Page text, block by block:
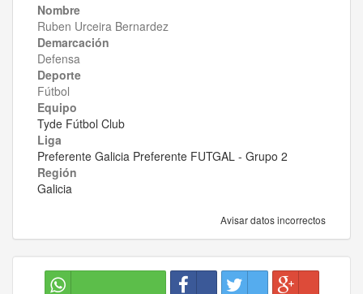
Nombre
Ruben Urceira Bernardez
Demarcación
Defensa
Deporte
Fútbol
Equipo
Tyde Fútbol Club
Liga
Preferente Galicia Preferente FUTGAL - Grupo 2
Región
Galicia
Avisar datos incorrectos